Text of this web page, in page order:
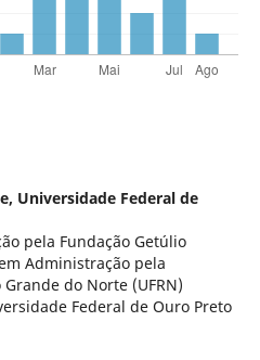
Universidade Federal de
pela Fundação Getúlio
Administração pela
do Norte (UFRN)
Federal de Ouro Preto